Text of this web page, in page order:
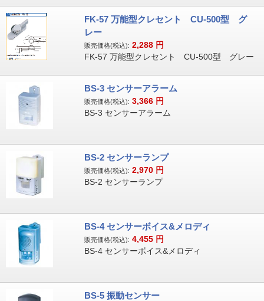
FK-57 万能型クレセント CU-500型 グ
レー
販売価格(税込): 2,288 円
FK-57 万能型クレセント CU-500型 グレー
BS-3 センサーアラーム
販売価格(税込): 3,366 円
BS-3 センサーアラーム
BS-2 センサーランプ
販売価格(税込): 2,970 円
BS-2 センサーランプ
BS-4 センサーボイス&メロディ
販売価格(税込): 4,455 円
BS-4 センサーボイス&メロディ
BS-5 振動センサー